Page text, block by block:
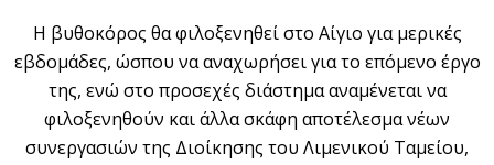
Η βυθοκόρος θα φιλοξενηθεί στο Αίγιο για μερικές
εβδομάδες, ώσπου να αναχωρήσει για το επόμενο έργο
της, ενώ στο προσεχές διάστημα αναμένεται να
φιλοξενηθούν και άλλα σκάφη αποτέλεσμα νέων
συνεργασιών της Διοίκησης του Λιμενικού Ταμείου,